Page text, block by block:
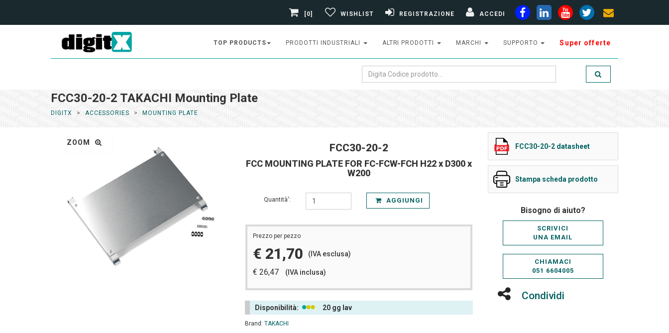
[0] WISHLIST REGISTRAZIONE ACCEDI
TOP PRODUCTS PRODOTTI INDUSTRIALI ALTRI PRODOTTI MARCHI SUPPORTO Super offerte
FCC30-20-2 TAKACHI Mounting Plate
DIGITX ACCESSORIES MOUNTING PLATE
ZOOM FCC30-20-2
FCC MOUNTING PLATE FOR FC-FCW-FCH H22 x D300 x
W200
Quantità': AGGIUNGI
Prezzo per pezzo
€ 21,70 (IVA esclusa)
€ 26,47 (IVA inclusa)
Disponibilità: 20 gg lav
Brand: TAKACHI
FCC30-20-2 datasheet
Stampa scheda prodotto
Bisogno di aiuto?
SCRIVICI
UNA EMAIL
CHIAMACI
051 6604005
Condividi